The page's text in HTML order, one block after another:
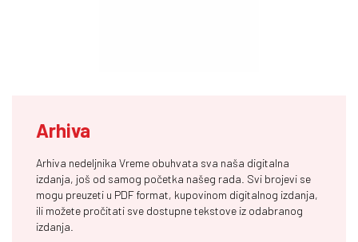
Arhiva
Arhiva nedeljnika Vreme obuhvata sva naša digitalna
izdanja, još od samog početka našeg rada. Svi brojevi se
mogu preuzeti u PDF format, kupovinom digitalnog izdanja,
ili možete pročitati sve dostupne tekstove iz odabranog
izdanja.